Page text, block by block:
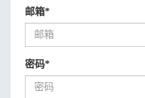
邮箱*
密码*